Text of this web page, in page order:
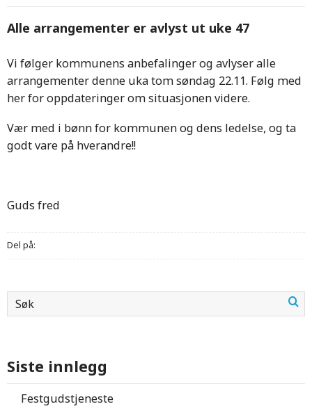
Alle arrangementer er avlyst ut uke 47
Vi følger kommunens anbefalinger og avlyser alle
arrangementer denne uka tom søndag 22.11. Følg med
her for oppdateringer om situasjonen videre.
Vær med i bønn for kommunen og dens ledelse, og ta
godt vare på hverandre!!
Guds fred
Del på:
Siste innlegg
Festgudstjeneste